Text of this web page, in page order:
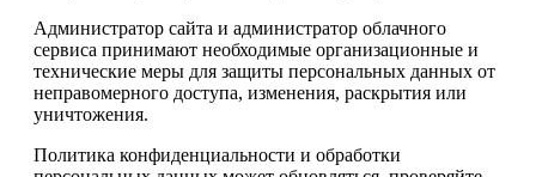
Администратор сайта и администратор облачного
сервиса принимают необходимые организационные и
технические меры для защиты персональных данных от
неправомерного доступа, изменения, раскрытия или
уничтожения.
Политика конфиденциальности и обработки